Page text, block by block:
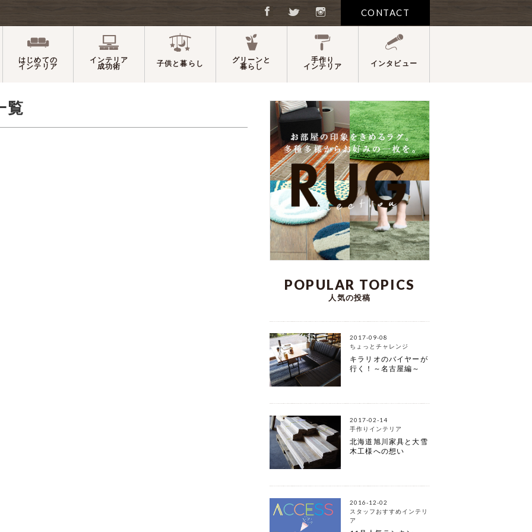
CONTACT
はじめての
インテリア
インテリア
成功術
子供と暮らし
グリーンと
暮らし
手作り
インテリア
インタビュー
覧
POPULAR TOPICS
人気の投稿
2017-09-08
ちょっとチャレンジ
キラリオのバイヤーが
行く！～名古屋編～
2017-02-14
手作りインテリア
北海道旭川家具と大雪
木工様への想い
2016-12-02
スタッフおすすめインテリ
ア